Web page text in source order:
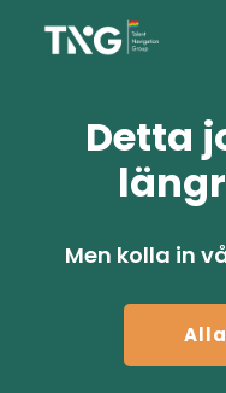
Detta
Men kolla in